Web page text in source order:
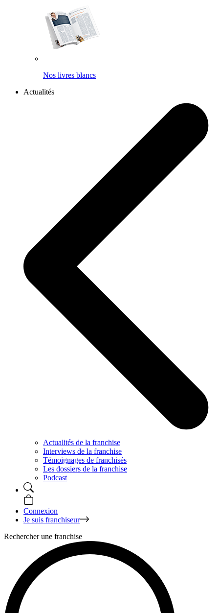
Nos livres blancs
Actualités
Actualités de la franchise
Interviews de la franchise
Témoignages de franchisés
Les dossiers de la franchise
Podcast
Connexion
Je suis franchiseur
Rechercher une franchise